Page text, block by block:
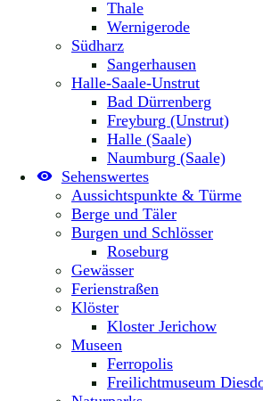
Thale
Wernigerode
Südharz
Sangerhausen
Halle-Saale-Unstrut
Bad Dürrenberg
Freyburg (Unstrut)
Halle (Saale)
Naumburg (Saale)
Sehenswertes
Aussichtspunkte & Türme
Berge und Täler
Burgen und Schlösser
Roseburg
Gewässer
Ferienstraßen
Klöster
Kloster Jerichow
Museen
Ferropolis
Freilichtmuseum